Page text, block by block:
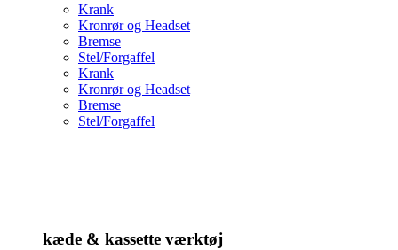
Krank
Kronrør og Headset
Bremse
Stel/Forgaffel
Krank
Kronrør og Headset
Bremse
Stel/Forgaffel
kæde & kassette værktøj